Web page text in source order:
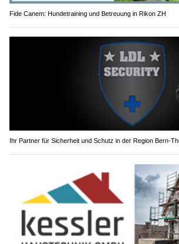
Fide Canem: Hundetraining und Betreuung in Rikon ZH
Ihr Partner für Sicherheit und Schutz in der Region Bern-